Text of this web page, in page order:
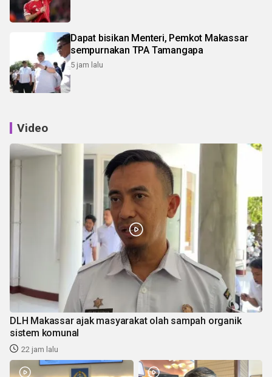
Dapat bisikan Menteri, Pemkot Makassar
sempurnakan TPA Tamangapa
5 jam lalu
Video
DLH Makassar ajak masyarakat olah sampah organik
sistem komunal
22 jam lalu